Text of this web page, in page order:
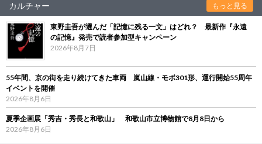
カルチャー もっと見る
東野圭吾が選んだ「記憶に残る一文」はどれ？ 最新作『永遠
の記憶』発売で読者参加型キャンペーン
2026年8月7日
55年間、京の街を走り続けてきた車両 嵐山線・モボ301形、運行開始55周年
イベントを開催
2026年8月6日
夏季企画展「秀吉・秀長と和歌山」 和歌山市立博物館で8月8日から
2026年8月6日